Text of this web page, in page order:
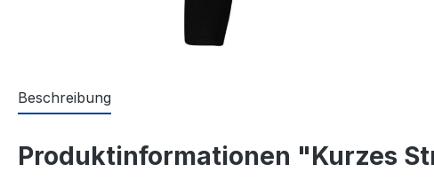
Beschreibung
Produktinformationen "Kurzes